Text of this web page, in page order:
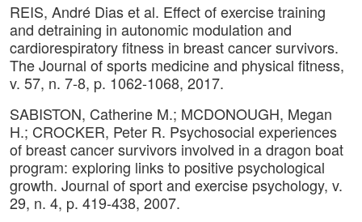
REIS, André Dias et al. Effect of exercise training
and detraining in autonomic modulation and
cardiorespiratory fitness in breast cancer survivors.
The Journal of sports medicine and physical fitness,
v. 57, n. 7-8, p. 1062-1068, 2017.
SABISTON, Catherine M.; MCDONOUGH, Megan
H.; CROCKER, Peter R. Psychosocial experiences
of breast cancer survivors involved in a dragon boat
program: exploring links to positive psychological
growth. Journal of sport and exercise psychology, v.
29, n. 4, p. 419-438, 2007.